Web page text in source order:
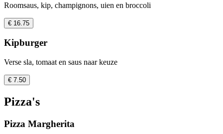
Roomsaus, kip, champignons, uien en broccoli
€ 16.75
Kipburger
Verse sla, tomaat en saus naar keuze
€ 7.50
Pizza's
Pizza Margherita